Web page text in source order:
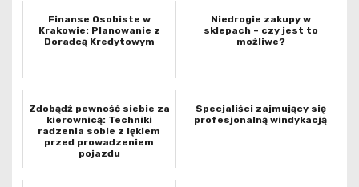
Finanse Osobiste w
Krakowie: Planowanie z
Doradcą Kredytowym
Niedrogie zakupy w
sklepach – czy jest to
możliwe?
Zdobądź pewność siebie za
kierownicą: Techniki
radzenia sobie z lękiem
przed prowadzeniem
pojazdu
Specjaliści zajmujący się
profesjonalną windykacją